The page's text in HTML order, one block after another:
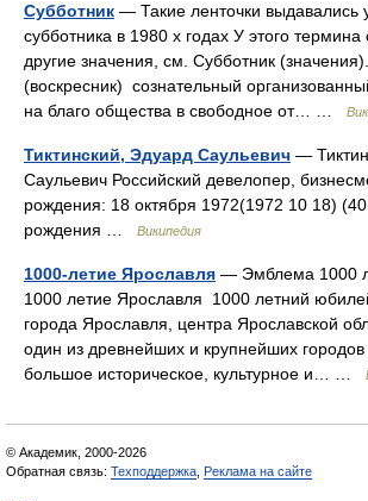
Субботник — Такие ленточки выдавались
субботника в 1980 х годах У этого
другие значения, см. Субботник
(воскресник) сознательный
на благо общества в свободное от… …
Тиктинский, Эдуард Саульевич —
Саульевич Российский девелопер,
рождения: 18 октября 1972(1972 10 18)
рождения …
Википедия
1000-летие Ярославля — Эмблема 1000
1000 летие Ярославля 1000 летний
города Ярославля, центра Ярославской
один из древнейших и крупнейших
большое историческое, культурное и… …
© Академик, 2000-2026
Обратная связь: Техподдержка Реклама на сайте